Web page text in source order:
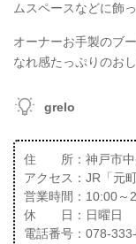
ムスペースなどに飾
オーナーお手製のブ
なれ感たっぷりのお
grelo
住 所：神戸市中
アクセス：JR「元
営業時間：10:00～
休 日：日曜日
電話番号：078-